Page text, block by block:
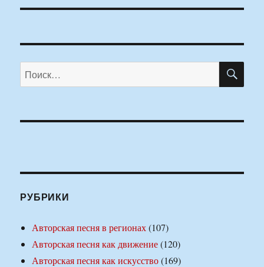
Искать:
РУБРИКИ
Авторская песня в регионах(107)
Авторская песня как движение(120)
Авторская песня как искусство(169)